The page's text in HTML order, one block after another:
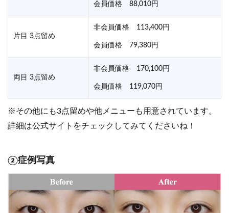
会員価格 88,010円
片目 3点留め
非会員価格 113,400円
会員価格 79,380円
両目 3点留め
非会員価格 170,100円
会員価格 119,070円
※その他にも3点留めや他メニューも用意されています。
詳細は公式サイトをチェックしてみてくださいね！
②症例写真